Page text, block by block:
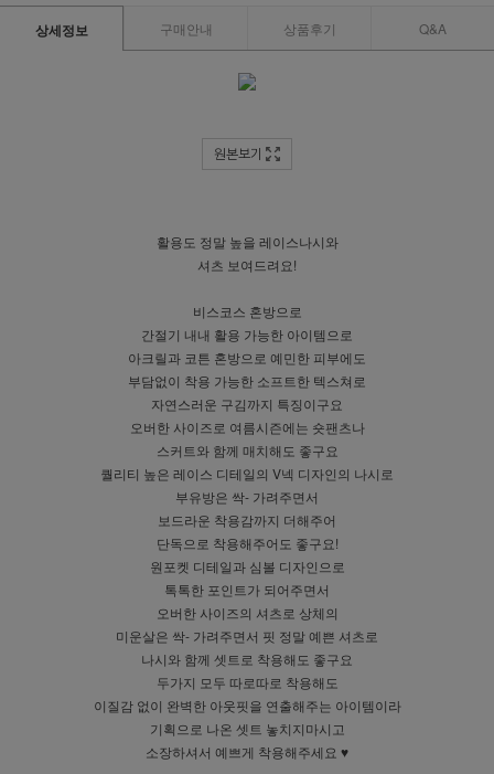
상세정보 구매안내 상품후기 Q&A
원본보기
활용도 정말 높을 레이스나시와
셔츠 보여드려요!
비스코스 혼방으로
간절기 내내 활용 가능한 아이템으로
아크릴과 코튼 혼방으로 예민한 피부에도
부담없이 착용 가능한 소프트한 텍스쳐로
자연스러운 구김까지 특징이구요
오버한 사이즈로 여름시즌에는 숏팬츠나
스커트와 함께 매치해도 좋구요
퀄리티 높은 레이스 디테일의 V넥 디자인의 나시로
부유방은 싹- 가려주면서
보드라운 착용감까지 더해주어
단독으로 착용해주어도 좋구요!
원포켓 디테일과 심볼 디자인으로
톡톡한 포인트가 되어주면서
오버한 사이즈의 셔츠로 상체의
미운살은 싹- 가려주면서 핏 정말 예쁜 셔츠로
나시와 함께 셋트로 착용해도 좋구요
두가지 모두 따로따로 착용해도
이질감 없이 완벽한 아웃핏을 연출해주는 아이템이라
기획으로 나온 셋트 놓치지마시고
소장하셔서 예쁘게 착용해주세요 ♥